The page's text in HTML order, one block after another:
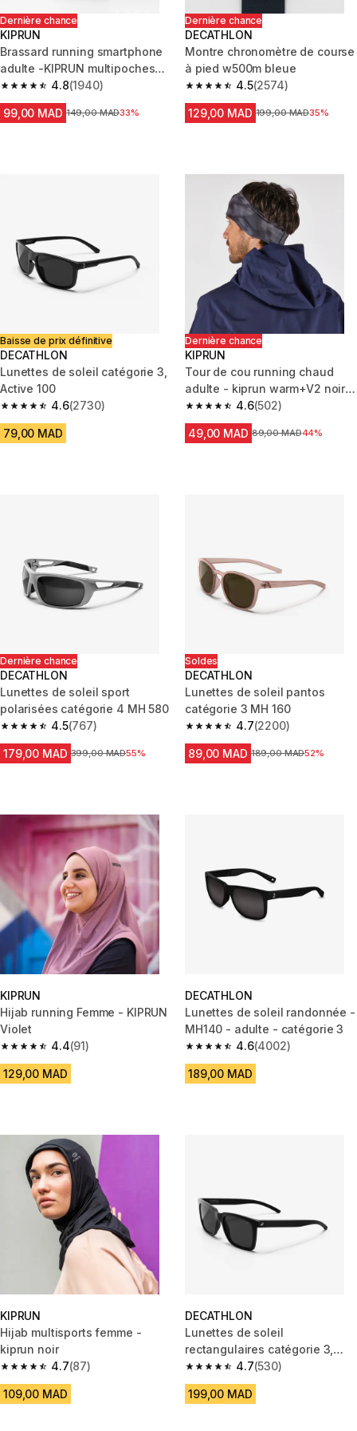
Dernière chance
KIPRUN
Brassard running smartphone
adulte -KIPRUN multipoches
gris
4.8
4.8 out of 5 stars from 1940 reviews
(1940)
99,00 MAD Prix avant la réduction
149,00 MAD33%
Dernière chance
DECATHLON
Montre chronomètre de course
à pied w500m bleue
4.5
4.5 out of 5 stars from 2574
(2574)
129,00 MAD Prix avant la réduction
199,00 MAD35%
Baisse de prix définitive
DECATHLON
Lunettes de soleil catégorie 3,
Active 100
4.6
4.6 out of 5 stars from 2730 reviews
(2730)
79,00 MAD
Dernière chance
KIPRUN
Tour de cou running chaud
adulte - kiprun warm+V2 noir
graph
4.6
4.6 out of 5 stars from 502
(502)
49,00 MAD Prix avant la réduction
89,00 MAD44%
Dernière chance
DECATHLON
Lunettes de soleil sport
polarisées catégorie 4 MH 580
4.5
4.5 out of 5 stars from 767 reviews
(767)
179,00 MAD Prix avant la réduction
399,00 MAD55%
Soldes
DECATHLON
Lunettes de soleil pantos
catégorie 3 MH 160
4.7
4.7 out of 5 stars from 2200
(2200)
89,00 MAD Prix avant la réduction
189,00 MAD52%
KIPRUN
Hijab running Femme - KIPRUN
Violet
4.4
4.4 out of 5 stars from 91 reviews
(91)
129,00 MAD
DECATHLON
Lunettes de soleil randonnée -
MH140 - adulte - catégorie 3
4.6
4.6 out of 5 stars from 4002
(4002)
189,00 MAD
KIPRUN
Hijab multisports femme -
kiprun noir
4.7
4.7 out of 5 stars from 87 reviews
(87)
109,00 MAD
DECATHLON
Lunettes de soleil
rectangulaires catégorie 3,
Active 500 SQR
4.7
4.7 out of 5 stars from 530
(530)
199,00 MAD